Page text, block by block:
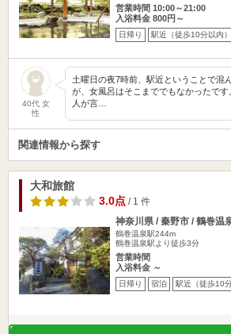
営業時間 10:00～21:00
入浴料金 800円～
日帰り 駅近（徒歩10分以内）
40代 女
性
土曜日の夜7時前、駅近ということで混
が、女風呂はそこまででもなかったで
人が言…
関連情報から探す
大和旅館
3.0点/ 1 件
神奈川県 / 秦野市 / 鶴巻温
鶴巻温泉駅244m
鶴巻温泉駅より徒歩3分
営業時間
入浴料金 ～
日帰り 宿泊 駅近（徒歩10分